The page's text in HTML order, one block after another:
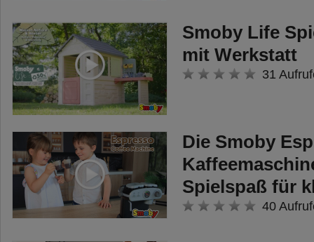
Smoby Life
mit Werkstatt
31
Die Smoby
Spielspaß für
40